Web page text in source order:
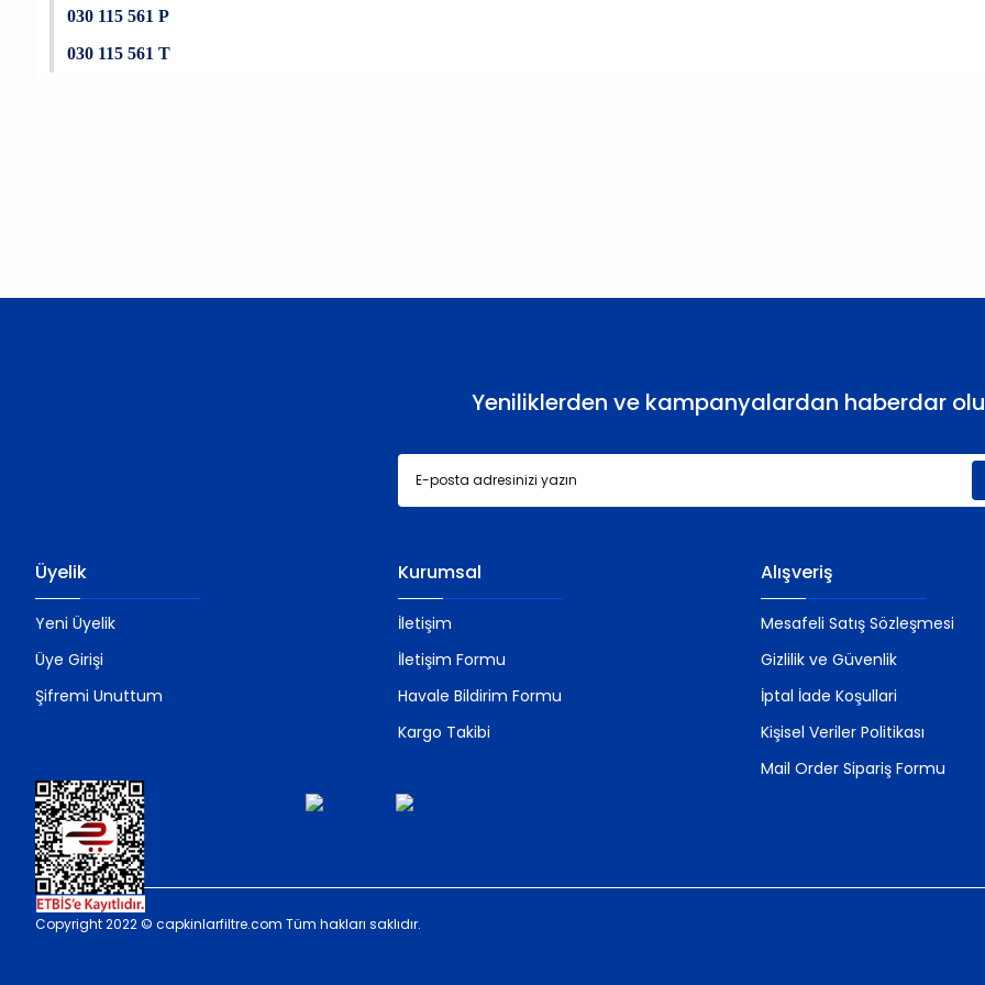
030 115 561 P
030 115 561 T
Ürün bilgilerinde hatalar bulunuyor.
Gönder
Yeniliklerden ve kampanyalardan haberdar
Üyelik
Yeni Üyelik
Üye Girişi
Şifremi Unuttum
Kurumsal
İletişim
İletişim Formu
Havale Bildirim Formu
Kargo Takibi
Alışveriş
Mesafeli Satış Sözleşmesi
Gizlilik ve Güvenlik
İptal İade Koşullari
Kişisel Veriler Politikası
Mail Order Sipariş Formu
Copyright 2022 © capkinlarfiltre.com Tüm hakları saklıdır.